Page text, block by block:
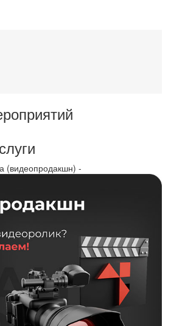
(видеопродакшн) -